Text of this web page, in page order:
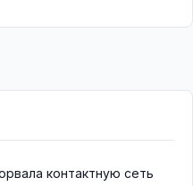
контактную сеть